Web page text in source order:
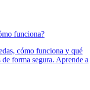
funciona?
cómo funciona y qué
forma segura. Aprende a